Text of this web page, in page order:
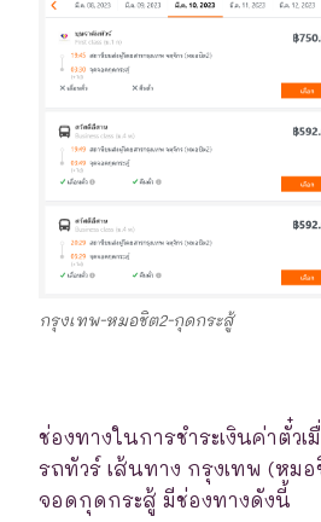
กรุงเทพ-หมอชิต2-กุดกระสู้
ช่องทางในการชำระเงินค่าตั๋ว
รถทัวร์ เส้นทาง กรุงเทพ (หม
จอดกุดกระสู้ มีช่องทางดังนี้